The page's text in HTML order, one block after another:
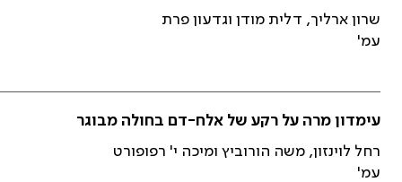
שרון ארליך, דלית מודן וגדעון פרת
עמ'
עימדון מרה על רקע של אלח-דם בחולה מבוגר
רחל לוינזון, משה הורוביץ ומיכה י' רפופורט
עמ'